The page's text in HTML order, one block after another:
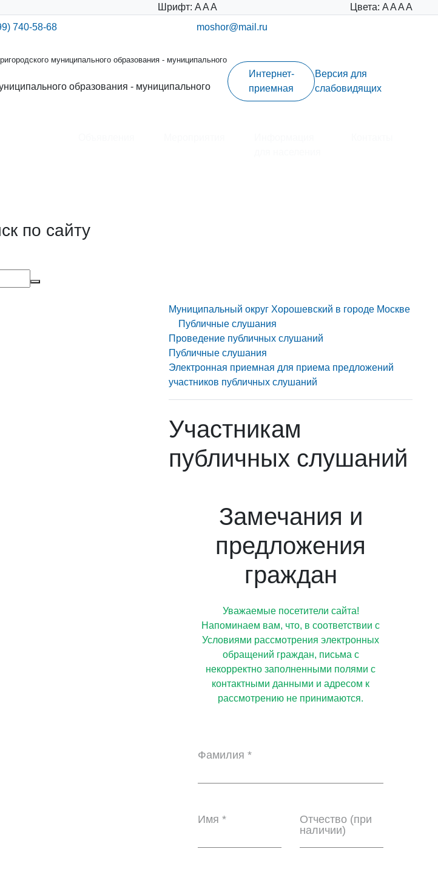
Шрифт: A A A Цвета: AAAA
740-58-68 moshor@mail.ru
муниципального образования - муниципального
образования - муниципального
Интернет-
приемная
Версия для
слабовидящих
по сайту
Муниципальный округ Хорошевский в городе Москве
Публичные слушания
Проведение публичных слушаний
Публичные слушания
Электронная приемная для приема предложений
участников публичных слушаний
Участникам
публичных слушаний
Замечания и
предложения
граждан
Уважаемые посетители сайта!
Напоминаем вам, что, в соответствии с
Условиями рассмотрения электронных
обращений граждан, письма с
некорректно заполненными полями с
контактными данными и адресом к
рассмотрению не принимаются.
Фамилия *
Имя *
Отчество (при
наличии)